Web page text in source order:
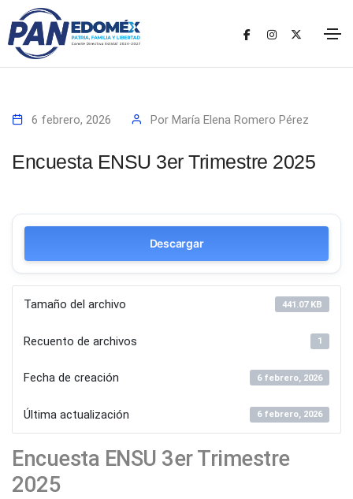
6 febrero, 2026 Por María Elena Romero Pérez
Encuesta ENSU 3er Trimestre 2025
Descargar
Tamaño del archivo 441.07 KB
Recuento de archivos 1
Fecha de creación 6 febrero, 2026
Última actualización 6 febrero, 2026
Encuesta ENSU 3er Trimestre
2025